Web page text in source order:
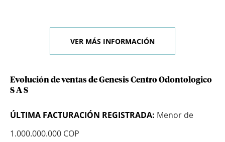
VER MÁS INFORMACIÓN
Evolución de ventas de Genesis Centro Odontologico
S A S
ÚLTIMA FACTURACIÓN REGISTRADA: Menor de
1.000.000.000 COP